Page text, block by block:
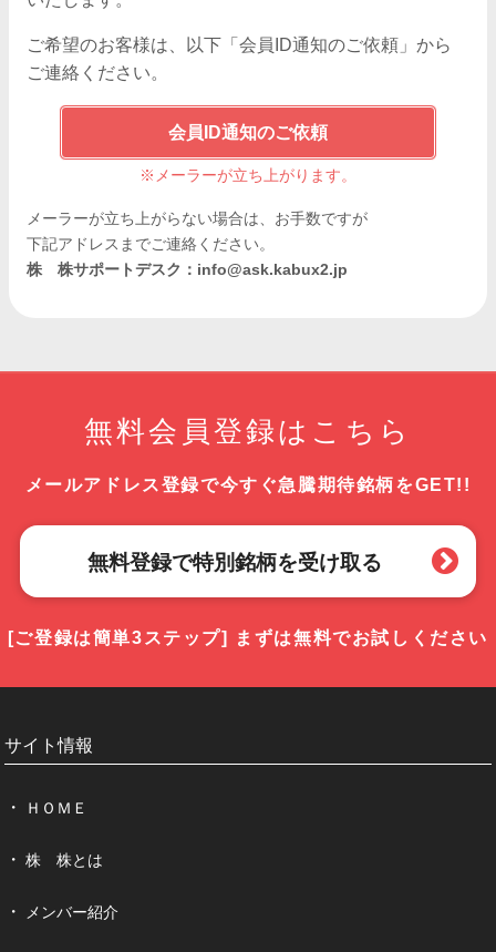
ご希望のお客様は、以下「会員ID通知のご依頼」から
ご連絡ください。
会員ID通知のご依頼
※メーラーが立ち上がります。
メーラーが立ち上がらない場合は、お手数ですが
下記アドレスまでご連絡ください。
株 株サポートデスク： info@ask.kabux2.jp
無料会員登録はこちら
メールアドレス登録で今すぐ急騰期待銘柄をGET!!
無料登録で特別銘柄を受け取る
[ご登録は簡単3ステップ] まずは無料でお試しください
サイト情報
ＨＯＭＥ
株 株とは
メンバー紹介